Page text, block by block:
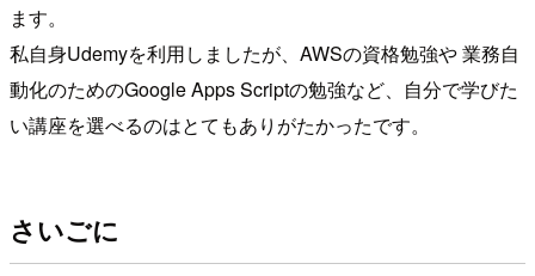
ます。
私自身Udemyを利用しましたが、AWSの資格勉強や 業務自
動化のためのGoogle Apps Scriptの勉強など、自分で学びた
い講座を選べるのはとてもありがたかったです。
さいごに